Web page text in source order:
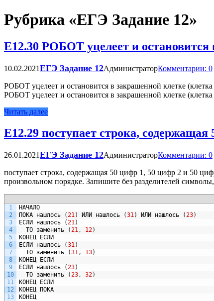
Рубрика «ЕГЭ Задание 12»
Е12.30 РОБОТ уцелеет и остановится
10.02.2021ЕГЭ Задание 12АдминистраторКомментарии: 0
РОБОТ уцелеет и остановится в закрашенной клетке
РОБОТ уцелеет и остановится в закрашенной клетке
Читать далее
Е12.29 поступает строка,
26.01.2021ЕГЭ Задание 12АдминистраторКомментарии: 0
поступает строка, содержащая 50 цифр 1, 50 цифр 2 и 50
произвольном порядке. Запишите без разделителей
1
2
3
4
5
6
7
8
9
10
11
12
13
НАЧАЛО
ПОКА нашлось ( 21 ) ИЛИ нашлось (31 ) ИЛИ нашлось ( 23)
ЕСЛИ нашлось ( 21 )
ТО заменить ( 21 , 12)
КОНЕЦ ЕСЛИ
ЕСЛИ нашлось (31 )
ТО заменить (31 , 13)
КОНЕЦ ЕСЛИ
ЕСЛИ нашлось ( 23)
ТО заменить ( 23 , 32)
КОНЕЦ ЕСЛИ
КОНЕЦ ПОКА
КОНЕЦ